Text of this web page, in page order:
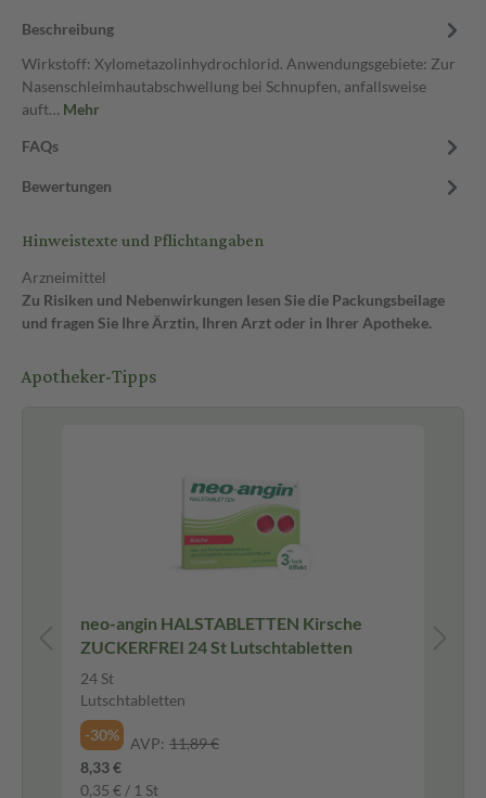
Beschreibung
Wirkstoff: Xylometazolinhydrochlorid. Anwendungsgebiete: Zur
Nasenschleimhautabschwellung bei Schnupfen, anfallsweise
auft… Mehr
FAQs
Bewertungen
Hinweistexte und Pflichtangaben
Arzneimittel
Zu Risiken und Nebenwirkungen lesen Sie die Packungsbeilage
und fragen Sie Ihre Ärztin, Ihren Arzt oder in Ihrer Apotheke.
Apotheker-Tipps
neo-angin HALSTABLETTEN Kirsche
ZUCKERFREI 24 St Lutschtabletten
24 St
Lutschtabletten
-30%
AVP: 11,89 €
8,33 €
0,35 € / 1 St